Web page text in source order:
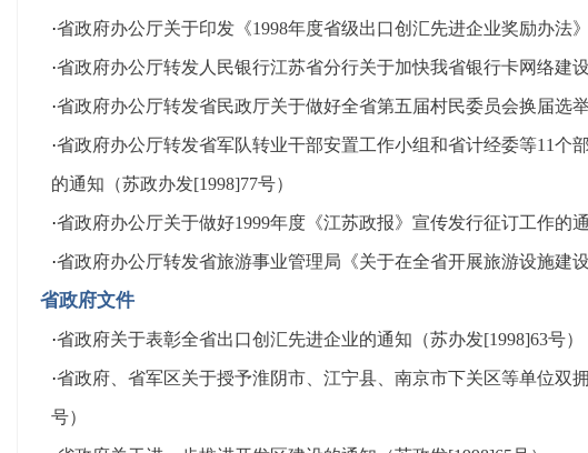
·省政府办公厅关于印发《1998年度省级出口创汇先进企业奖励办法
·省政府办公厅转发人民银行江苏省分行关于加快我省银行卡网络建
·省政府办公厅转发省民政厅关于做好全省第五届村民委员会换届选
·省政府办公厅转发省军队转业干部安置工作小组和省计经委等11个
的通知（苏政办发[1998]77号）
·省政府办公厅关于做好1999年度《江苏政报》宣传发行征订工作的
·省政府办公厅转发省旅游事业管理局《关于在全省开展旅游设施建
省政府文件
·省政府关于表彰全省出口创汇先进企业的通知（苏办发[1998]63号）
·省政府、省军区关于授予淮阴市、江宁县、南京市下关区等单位双
号）